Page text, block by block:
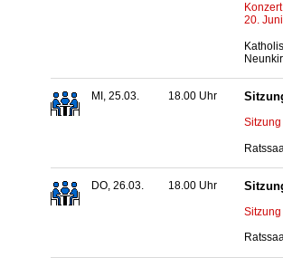
20.
MI, 25.03. 18.00 Uhr
DO, 26.03. 18.00 Uhr